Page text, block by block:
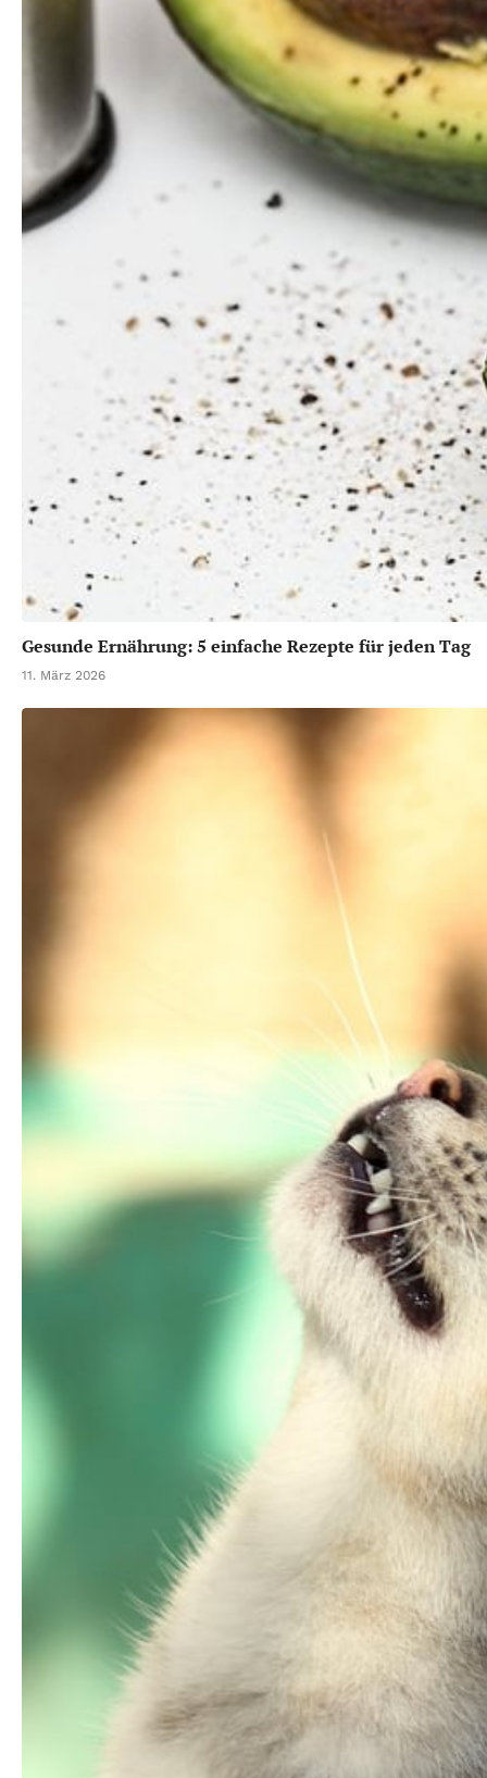
Gesunde Ernährung: 5 einfache Rezepte für jeden Tag
11. März 2026